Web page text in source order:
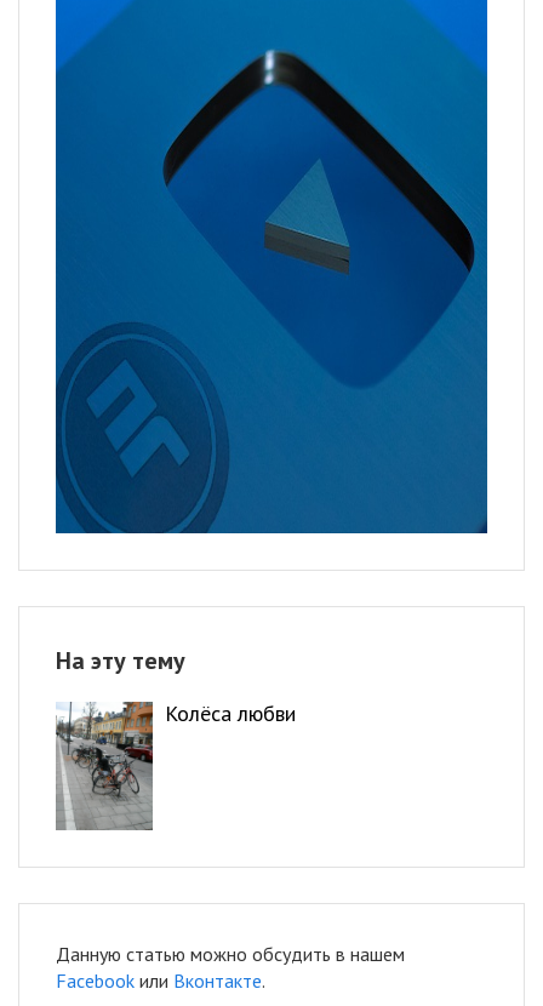
На эту тему
Колёса любви
Данную статью можно обсудить в нашем
Facebook или Вконтакте.